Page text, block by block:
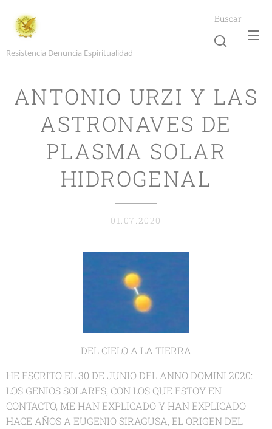
Resistencia Denuncia Espiritualidad
Buscar
ANTONIO URZI Y LAS
ASTRONAVES DE
PLASMA SOLAR
HIDROGENAL
01.07.2020
DEL CIELO A LA TIERRA
HE ESCRITO EL 30 DE JUNIO DEL ANNO DOMINI 2020:
LOS GENIOS SOLARES, CON LOS QUE ESTOY EN
CONTACTO, ME HAN EXPLICADO Y HAN EXPLICADO
HACE AÑOS A EUGENIO SIRAGUSA, EL ORIGEN DEL